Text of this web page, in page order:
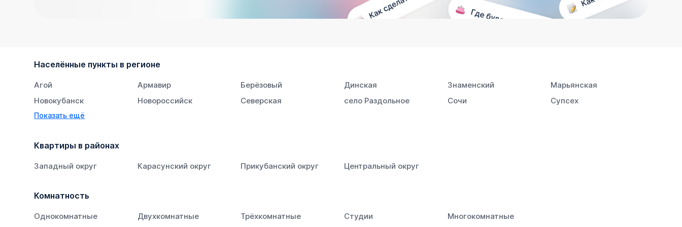
Населённые пункты в регионе
Агой Армавир Берёзовый Динская Знаменский
Марьянская
Новокубанск
Новороссийск Северская село Раздольное Сочи
Супсех
Тихорецк
Показать ещё
Квартиры в районах
Западный округ Карасунский округ Прикубанский округ Центральный округ
Комнатность
Однокомнатные Двухкомнатные Трёхкомнатные Студии Многокомнатные